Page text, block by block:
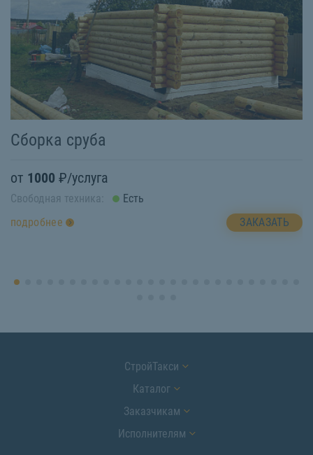
Сборка сруба
от 1000 ₽/услуга
Свободная техника:
Есть
подробнее
ЗАКАЗАТЬ
СтройТакси
Каталог
Заказчикам
Исполнителям